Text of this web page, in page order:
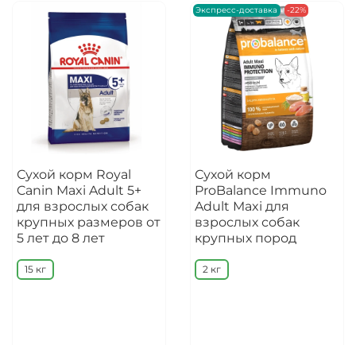
Сухой корм Royal
Canin Maxi Adult 5+
для взрослых собак
крупных размеров от
5 лет до 8 лет
15 кг
Экспресс-доставка -22%
Сухой корм
ProBalance Immuno
Adult Maxi для
взрослых собак
крупных пород
2 кг